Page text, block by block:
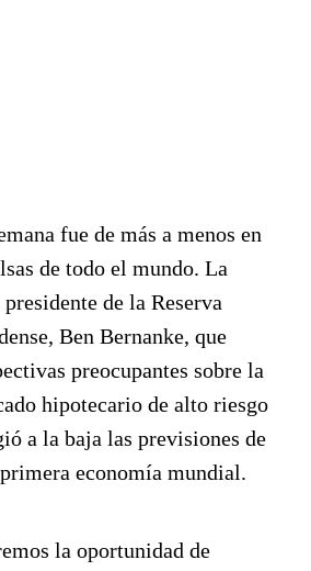
fue de más a menos en
de todo el mundo. La
de la Reserva
Ben Bernanke, que
preocupantes sobre la
hipotecario de alto riesgo
a la baja las previsiones de
economía mundial.
la oportunidad de